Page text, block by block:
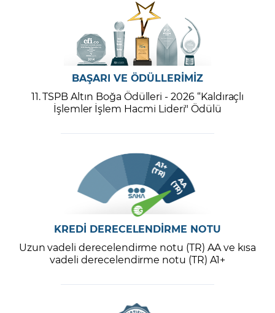
BAŞARI VE ÖDÜLLERİMİZ
11. TSPB Altın Boğa Ödülleri - 2026 “Kaldıraçlı
İşlemler İşlem Hacmi Lideri" Ödülü
KREDİ DERECELENDİRME NOTU
Uzun vadeli derecelendirme notu (TR) AA ve kısa
vadeli derecelendirme notu (TR) A1+